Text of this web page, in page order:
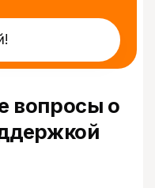
вопросы о